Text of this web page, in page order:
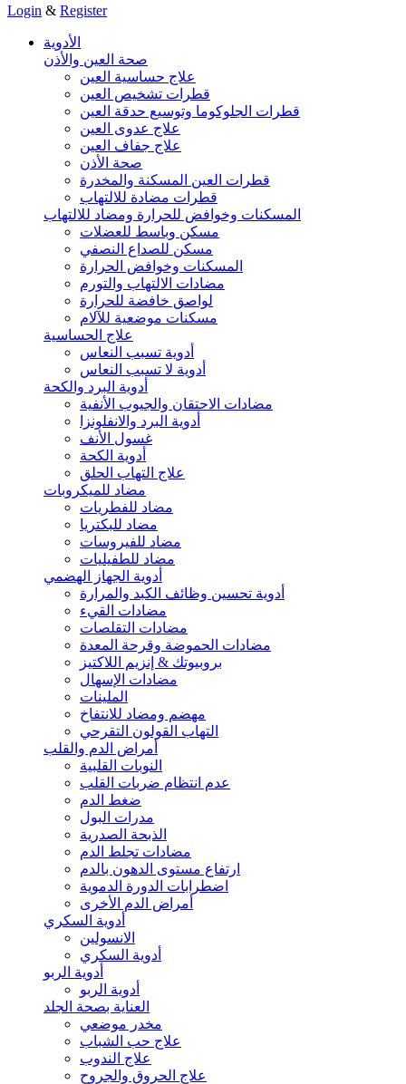
Login & Register
الأدوية
صحة العين والأذن
علاج حساسية العين
قطرات تشخيص العين
قطرات الجلوكوما وتوسيع حدقة العين
علاج عدوى العين
علاج جفاف العين
صحة الأذن
قطرات العين المسكنة والمخدرة
قطرات مضادة للالتهاب
المسكنات وخوافض للحرارة ومضاد للالتهاب
مسكن وباسط للعضلات
مسكن للصداع النصفي
المسكنات وخوافض الحرارة
مضادات الالتهاب والتورم
لواصق خافضة للحرارة
مسكنات موضعية للآلام
علاج الحساسية
أدوية تسبب النعاس
أدوية لا تسبب النعاس
أدوية البرد والكحة
مضادات الاحتقان والجيوب الأنفية
أدوية البرد والانفلونزا
غسول الأنف
أدوية الكحة
علاج التهاب الحلق
مضاد للميكروبات
مضاد للفطريات
مضاد للبكتريا
مضاد للفيروسات
مضاد للطفيليات
أدوية الجهاز الهضمي
أدوية تحسين وظائف الكبد والمرارة
مضادات القيء
مضادات التقلصات
مضادات الحموضة وقرحة المعدة
بروبيوتك & إنزيم اللاكتيز
مضادات الإسهال
الملينات
مهضم ومضاد للانتفاخ
التهاب القولون التقرحي
أمراض الدم والقلب
النوبات القلبية
عدم انتظام ضربات القلب
ضغط الدم
مدرات البول
الذبحة الصدرية
مضادات تجلط الدم
ارتفاع مستوى الدهون بالدم
اضطرابات الدورة الدموية
أمراض الدم الأخرى
أدوية السكري
الانسولين
أدوية السكري
أدوية الربو
أدوية الربو
العناية بصحة الجلد
مخدر موضعي
علاج حب الشباب
علاج الندوب
علاج الحروق والجروح